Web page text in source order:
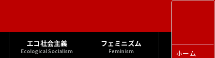
エコ社会主義
Ecological Socialism
フェミニズム
Feminism ホーム